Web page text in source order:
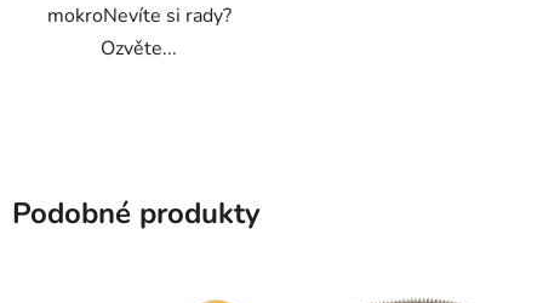
mokroNevíte si rady?
Ozvěte...
Podobné produkty